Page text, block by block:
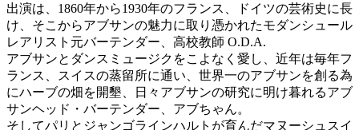
出演は、1860年から1930年のフランス、ドイツの芸術史に長
け、そこからアブサンの魅力に取り憑かれたモダンシュール
レアリスト元バーテンダー、高校教師 O.D.A.
アブサンとダンスミュージクをこよなく愛し、近年は毎年フ
ランス、スイスの蒸留所に通い、世界一のアブサンを創る為
にハーブの畑を開墾、日々アブサンの研究に明け暮れるアブ
サンヘッド・バーテンダー、アブちゃん。
そしてパリとジャンゴラインハルトが育んだマヌーシュスイ